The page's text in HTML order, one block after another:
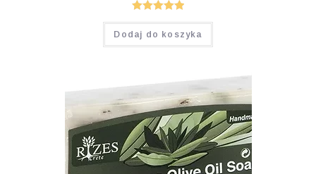
Oceniono
5.00na 5
Dodaj do koszyka